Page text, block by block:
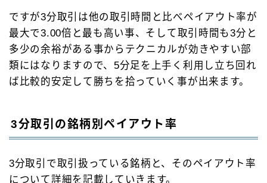
ですが3分取引は他の取引時間と比べペイアウト率が
最大で3.00倍と最も高い事、そして取引時間も3分と
多少の余裕がある事からテクニカルが効きやすい部
類にはなりますので、5分足を上手く利用し立ち回れ
ば比較的安定して勝ちを拾っていく事が出来ます。
3分取引の銘柄別ペイアウト率
3分取引で取引扱っている銘柄と、そのペイアウト率
について詳細を記載していきます。